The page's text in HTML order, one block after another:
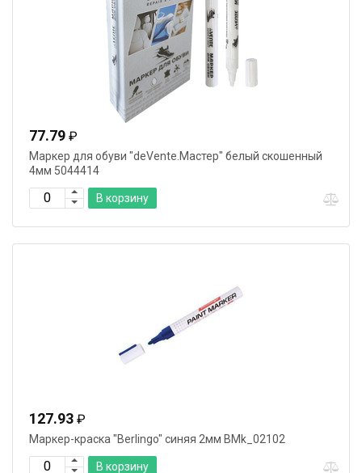
77.79 ₽
Маркер для обуви "deVente.Мастер" белый скошенный
4мм 5044414
В корзину
127.93 ₽
Маркер-краска "Berlingo" синяя 2мм BMk_02102
В корзину